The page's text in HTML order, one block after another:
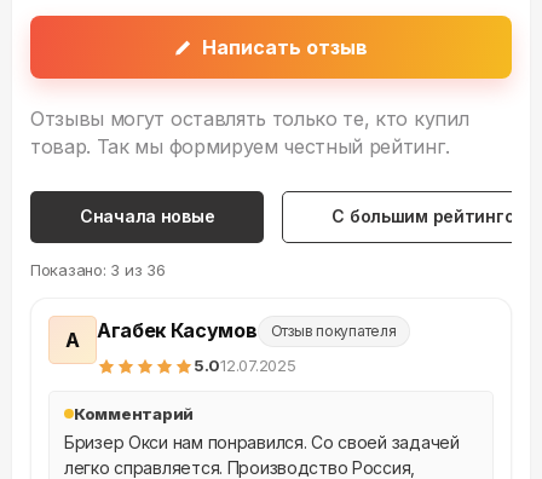
Написать отзыв
Отзывы могут оставлять только те, кто купил
товар. Так мы формируем честный рейтинг.
Сначала новые С большим рейтингом
Показано: 3 из 36
А Агабек Касумов Отзыв покупателя
5.012.07.2025
Комментарий
Бризер Окси нам понравился. Со своей задачей
легко справляется. Производство Россия,